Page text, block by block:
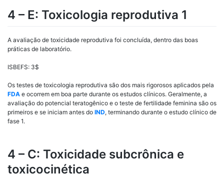
4 – E: Toxicologia reprodutiva 1
A avaliação de toxicidade reprodutiva foi concluída, dentro das boas
práticas de laboratório.
ISBEFS: 3$
Os testes de toxicologia reprodutiva são dos mais rigorosos aplicados pela
FDA e ocorrem em boa parte durante os estudos clínicos. Geralmente, a
avaliação do potencial teratogênico e o teste de fertilidade feminina são os
primeiros e se iniciam antes do IND, terminando durante o estudo clínico de
fase 1.
4 – C: Toxicidade subcrônica e
toxicocinética